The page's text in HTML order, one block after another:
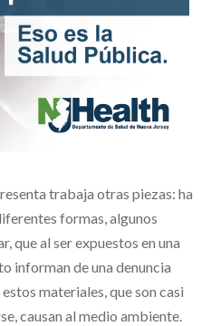
trabaja otras piezas: ha
formas, algunos
que al ser expuestos en una
informan de una denuncia
materiales, que son casi
causan al medio ambiente.